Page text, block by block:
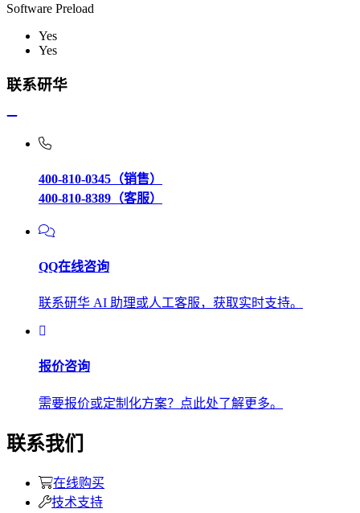
Software Preload
Yes
Yes
联系研华
400-810-0345（销售）
400-810-8389（客服）
QQ在线咨询
联系研华 AI 助理或人工客服，获取实时支持。
报价咨询
需要报价或定制化方案？点此处了解更多。
联系我们
在线购买
技术支持